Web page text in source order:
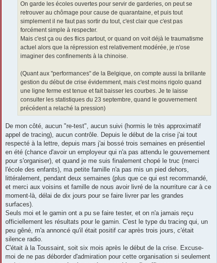
On garde les écoles ouvertes pour servir de garderies, on peut se
retrouver au chômage pour cause de quarantaine, et puis tout
simplement il ne faut pas sortir du tout, c'est clair que c'est pas
forcément simple à respecter.
Mais c'est ça ou des flics partout, or quand on voit déjà le traumatisme
actuel alors que la répression est relativement modérée, je n'ose
imaginer des confinements à la chinoise.
(Quant aux "performances" de la Belgique, on compte aussi la brillante
gestion du début de crise évidemment, mais c'est moins rigolo quand
une ligne ferme est tenue et fait baisser les courbes. Je te laisse
consulter les statistiques du 23 septembre, quand le gouvernement
précédent a relaché la pression)
De mon côté, aucun "re-test", aucun suivi (hormis le très approximatif
appel de tracing), aucun contrôle. Depuis le début de la crise j'ai tout
respecté à la lettre, depuis mars j'ai bossé trois semaines en présentiel
en été (chance d'avoir un employeur qui n'a pas attendu le gouvernement
pour s'organiser), et quand je me suis finalement chopé le truc (merci
l'école des enfants), ma petite famille n'a pas mis un pied dehors,
littéralement, pendant deux semaines (plus que ce qui est recommandé,
et merci aux voisins et famille de nous avoir livré de la nourriture car à ce
moment-là, délai de dix jours pour se faire livrer par les grandes
surfaces).
Seuls moi et le gamin ont a pu se faire tester, et on n'a jamais reçu
officiellement les résultats pour le gamin. C'est le type du tracing qui, un
peu gêné, m'a annoncé qu'il était positif car après trois jours, c'était
silence radio.
C'était à la Toussaint, soit six mois après le début de la crise. Excuse-
moi de ne pas déborder d'admiration pour cette organisation si seulement